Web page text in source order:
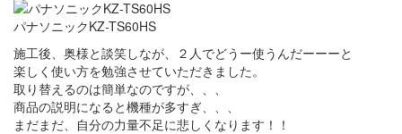
パナソニックKZ-TS60HS
施工後、奥様と談笑しなが、２人でどうー使うんだーーーと
楽しく使い方を勉強させていただきました。
取り替えるのは簡単なのですが、、、
商品の説明になると機種が多すぎ、、、
まだまだ、自分の力量不足に悲しくなります！！